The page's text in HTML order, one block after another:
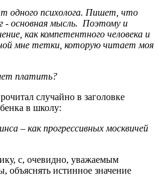
одного психолога. Пишет, что
- основная мысль. Поэтому и
как компетентного человека и
мне тетки, которую читает моя
платить?
случайно в заголовке
в школу:
– как прогрессивных москвичей
с, очевидно, уважаемым
объяснять истинное значение